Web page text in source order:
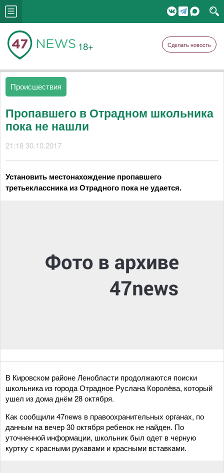
18+ Сделать новость
Происшествия
Пропавшего в Отрадном школьника
пока не нашли
21:18 30.10.2017
Установить местонахождение пропавшего
третьеклассника из Отрадного пока не удается.
В Кировском районе Ленобласти продолжаются поиски
школьника из города Отрадное Руслана Королёва, который
ушел из дома днём 28 октября.
Как сообщили 47news в правоохранительных органах, по
данным на вечер 30 октября ребенок не найден. По
уточненной информации, школьник был одет в черную
куртку с красными рукавами и красными вставками.